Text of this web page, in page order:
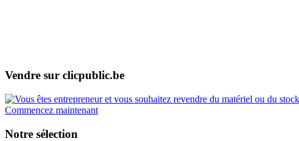
Vendre sur clicpublic.be
Commencez maintenant
Notre sélection